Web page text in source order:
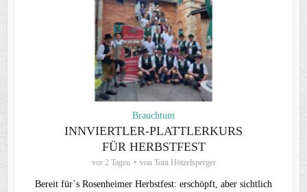
Brauchtum
INNVIERTLER-PLATTLERKURS
FÜR HERBSTFEST
vor 2 Tagen von Toni Hötzelsperger
Bereit für`s Rosenheimer Herbstfest: erschöpft, aber sichtlich